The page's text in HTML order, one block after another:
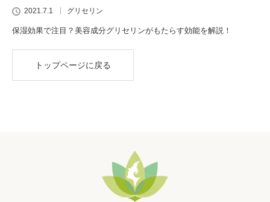
2021.7.1 グリセリン
保湿効果で注目？美容成分グリセリンがもたらす効能を解説！
トップページに戻る